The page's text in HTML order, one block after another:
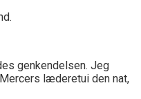
genkendelsen. Jeg
læderetui den nat,